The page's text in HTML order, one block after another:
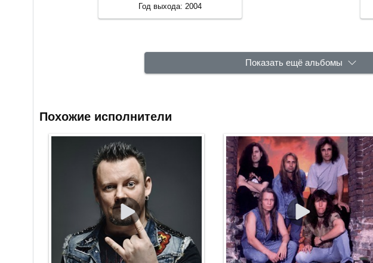
Год выхода: 2004
Показать ещё альбомы
Похожие исполнители